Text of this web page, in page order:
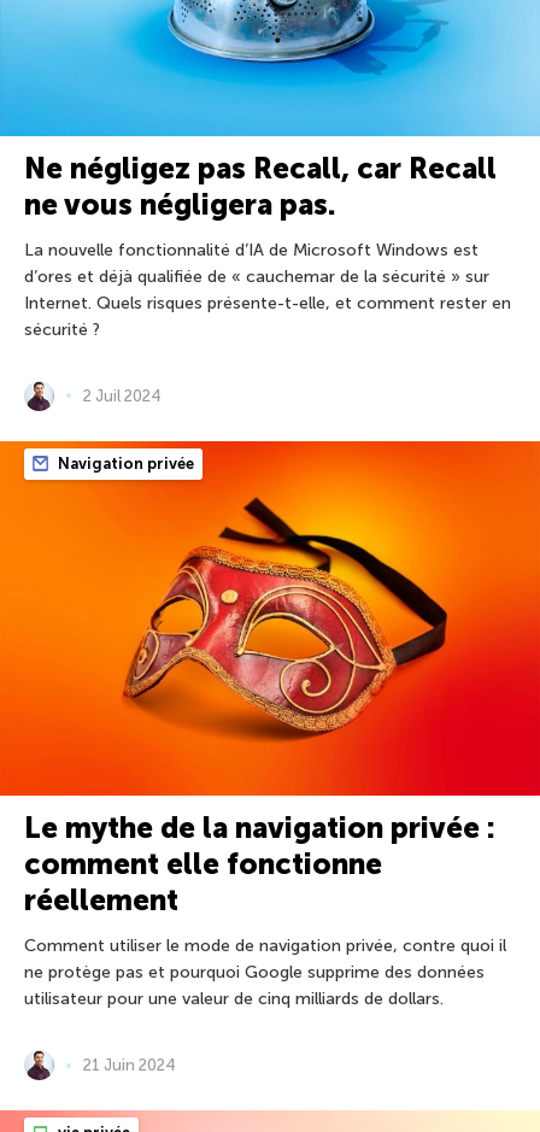
Ne négligez pas Recall, car Recall
ne vous négligera pas.
La nouvelle fonctionnalité d’IA de Microsoft Windows est
d’ores et déjà qualifiée de « cauchemar de la sécurité » sur
Internet. Quels risques présente-t-elle, et comment rester en
sécurité ?
2 Juil 2024
Navigation privée
Le mythe de la navigation privée :
comment elle fonctionne
réellement
Comment utiliser le mode de navigation privée, contre quoi il
ne protège pas et pourquoi Google supprime des données
utilisateur pour une valeur de cinq milliards de dollars.
21 Juin 2024